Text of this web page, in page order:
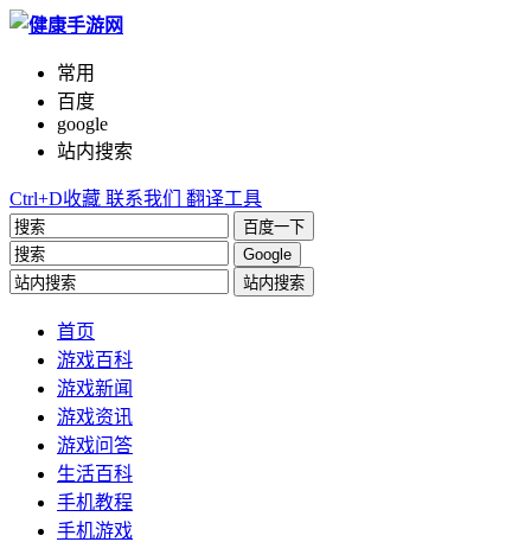
常用
百度
google
站内搜索
Ctrl+D收藏 联系我们 翻译工具
百度一下
Google
站内搜索
首页
游戏百科
游戏新闻
游戏资讯
游戏问答
生活百科
手机教程
手机游戏